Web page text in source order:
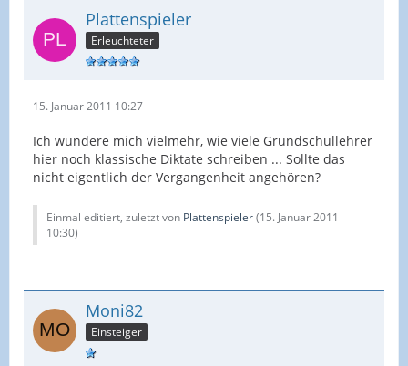
Plattenspieler
Erleuchteter
15. Januar 2011 10:27
Ich wundere mich vielmehr, wie viele Grundschullehrer
hier noch klassische Diktate schreiben ... Sollte das
nicht eigentlich der Vergangenheit angehören?
Einmal editiert, zuletzt von Plattenspieler(15. Januar 2011
10:30)
Moni82
Einsteiger